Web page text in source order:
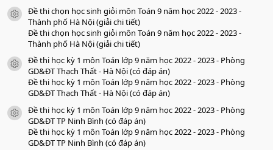
icon tài liệu
Đề thi chọn học sinh giỏi môn Toán 9 năm học 2022 - 2023 -
Thành phố Hà Nội (giải chi tiết)
Đề thi chọn học sinh giỏi môn Toán 9 năm học 2022 - 2023 -
Thành phố Hà Nội (giải chi tiết)
icon tài liệu
Đề thi học kỳ 1 môn Toán lớp 9 năm học 2022 - 2023 - Phòng
GD&ĐT Thạch Thất - Hà Nội (có đáp án)
Đề thi học kỳ 1 môn Toán lớp 9 năm học 2022 - 2023 - Phòng
GD&ĐT Thạch Thất - Hà Nội (có đáp án)
icon tài liệu
Đề thi học kỳ 1 môn Toán lớp 9 năm học 2022 - 2023 - Phòng
GD&ĐT TP Ninh Bình (có đáp án)
Đề thi học kỳ 1 môn Toán lớp 9 năm học 2022 - 2023 - Phòng
GD&ĐT TP Ninh Bình (có đáp án)